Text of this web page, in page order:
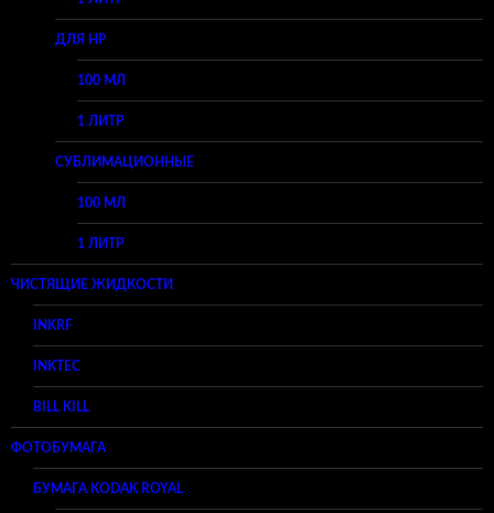
ДЛЯ HP
100 МЛ
1 ЛИТР
СУБЛИМАЦИОННЫЕ
100 МЛ
1 ЛИТР
ЧИСТЯЩИЕ ЖИДКОСТИ
INKRF
INKTEC
BILL KILL
ФОТОБУМАГА
БУМАГА KODAK ROYAL